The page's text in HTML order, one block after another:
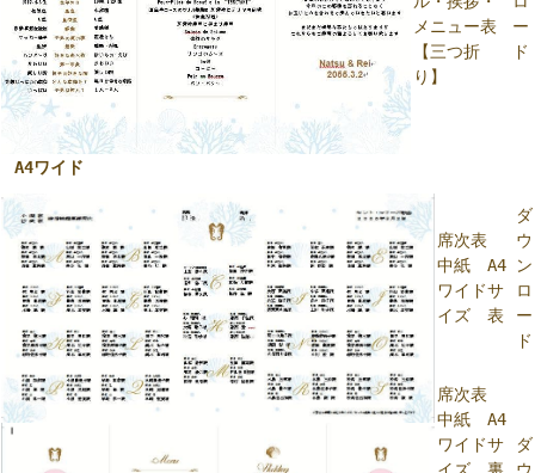
メニュー表
【三つ折
り】
ー
ド
A4ワイド
席次表
中紙 A4
ワイドサ
イズ 表
ダ
ウ
ン
ロ
ー
ド
席次表
中紙 A4
ワイドサ
ダ